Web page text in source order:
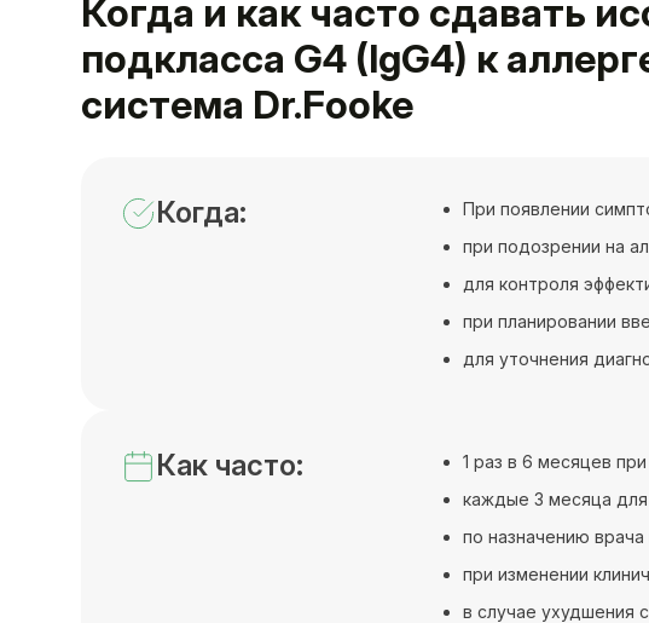
Когда и как часто сдавать
подкласса G4 (IgG4) к
система Dr.Fooke
Когда:
При появлении
при подозрении на
для контроля
при планировании
для уточнения
Как часто:
1 раз в 6 месяцев
каждые 3 месяца для
по назначению
при изменении
в случае ухудшения